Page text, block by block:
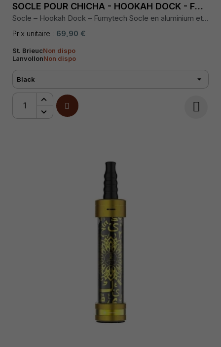
SOCLE POUR CHICHA - HOOKAH DOCK - FUMYTECH
Socle – Hookah Dock – Fumytech Socle en aluminium et
Hookah Air en chicha de table, vendu sans appareil.
Prix unitaire : 69,90 €
St. BrieucNon dispo
LanvollonNon dispo